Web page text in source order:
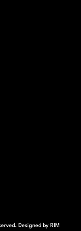
Designed by RIM